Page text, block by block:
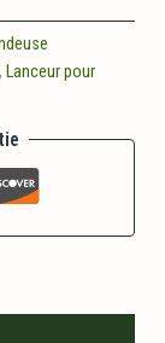
, Lanceur pour